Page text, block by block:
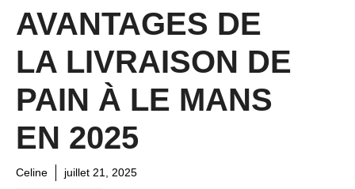
AVANTAGES DE
LA LIVRAISON DE
PAIN À LE MANS
EN 2025
Celine juillet 21, 2025